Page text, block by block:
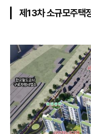
제13차 소규모주택